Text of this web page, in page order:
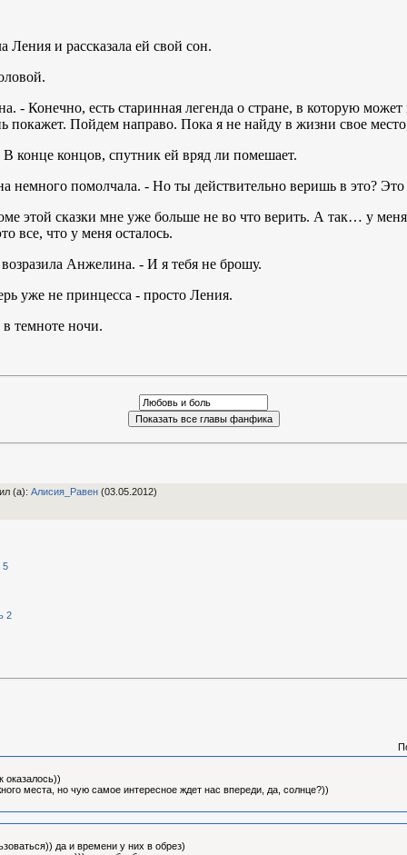
Ления и рассказала ей свой сон.
- Конечно, есть старинная легенда о стране, в которую
Пойдем направо. Пока я не найду в жизни свое
конце концов, спутник ей вряд ли помешает.
немного помолчала. - Но ты действительно веришь в это? Это
этой сказки мне уже больше не во что верить. А так… у
все, что у меня осталось.
Анжелина. - И я тебя не брошу.
уже не принцесса - просто Ления.
темноте ночи.
(а): Алиcия_Равен (03.05.2012)
5
2
оказалось))
места, но чую самое интересное ждет нас впереди, да, солнце?))
да и времени у них в обрез)